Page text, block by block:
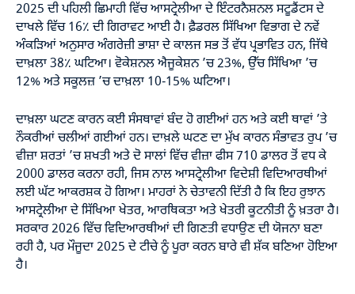
2025 ਦੀ ਪਹਿਲੀ ਛਿਮਾਹੀ ਵਿੱਚ ਆਸਟ੍ਰੇਲੀਆ ਦੇ ਇੰਟਰਨੈਸ਼ਨਲ ਸਟੂਡੈਂਟਸ ਦੇ
ਦਾਖਲੇ ਵਿੱਚ 16٪ ਦੀ ਗਿਰਾਵਟ ਆਈ ਹੈ। ਫ਼ੈਡਰਲ ਸਿੱਖਿਆ ਵਿਭਾਗ ਦੇ ਨਵੇਂ
ਅੰਕੜਿਆਂ ਅਨੁਸਾਰ ਅੰਗਰੇਜ਼ੀ ਭਾਸ਼ਾ ਦੇ ਕਾਲਜ ਸਭ ਤੋਂ ਵੱਧ ਪ੍ਰਭਾਵਿਤ ਹਨ, ਜਿੱਥੇ
ਦਾਖ਼ਲਾ 38٪ ਘਟਿਆ। ਵੋਕੇਸ਼ਨਲ ਐਜੂਕੇਸ਼ਨ ’ਚ 23%, ਉੱਚ ਸਿੱਖਿਆ ’ਚ
12% ਅਤੇ ਸਕੂਲਜ਼ ’ਚ ਦਾਖ਼ਲਾ 10-15% ਘਟਿਆ।
ਦਾਖ਼ਲਾ ਘਟਣ ਕਾਰਨ ਕਈ ਸੰਸਥਾਵਾਂ ਬੰਦ ਹੋ ਗਈਆਂ ਹਨ ਅਤੇ ਕਈ ਥਾਵਾਂ ’ਤੇ
ਨੌਕਰੀਆਂ ਚਲੀਆਂ ਗਈਆਂ ਹਨ। ਦਾਖ਼ਲੇ ਘਟਣ ਦਾ ਮੁੱਖ ਕਾਰਨ ਸੰਭਾਵਤ ਰੁਪ ’ਚ
ਵੀਜ਼ਾ ਸ਼ਰਤਾਂ ’ਚ ਸ਼ਖਤੀ ਅਤੇ ਦੋ ਸਾਲਾਂ ਵਿੱਚ ਵੀਜ਼ਾ ਫੀਸ 710 ਡਾਲਰ ਤੋਂ ਵਧ ਕੇ
2000 ਡਾਲਰ ਕਰਨਾ ਰਹੀ, ਜਿਸ ਨਾਲ ਆਸਟ੍ਰੇਲੀਆ ਵਿਦੇਸ਼ੀ ਵਿਦਿਆਰਥੀਆਂ
ਲਈ ਘੱਟ ਆਕਰਸ਼ਕ ਹੋ ਗਿਆ। ਮਾਹਰਾਂ ਨੇ ਚੇਤਾਵਨੀ ਦਿੱਤੀ ਹੈ ਕਿ ਇਹ ਰੁਝਾਨ
ਆਸਟ੍ਰੇਲੀਆ ਦੇ ਸਿੱਖਿਆ ਖੇਤਰ, ਆਰਥਿਕਤਾ ਅਤੇ ਖੇਤਰੀ ਕੂਟਨੀਤੀ ਨੂੰ ਖ਼ਤਰਾ ਹੈ।
ਸਰਕਾਰ 2026 ਵਿੱਚ ਵਿਦਿਆਰਥੀਆਂ ਦੀ ਗਿਣਤੀ ਵਧਾਉਣ ਦੀ ਯੋਜਨਾ ਬਣਾ
ਰਹੀ ਹੈ, ਪਰ ਮੌਜੂਦਾ 2025 ਦੇ ਟੀਚੇ ਨੂੰ ਪੂਰਾ ਕਰਨ ਬਾਰੇ ਵੀ ਸ਼ੱਕ ਬਣਿਆ ਹੋਇਆ
ਹੈ।